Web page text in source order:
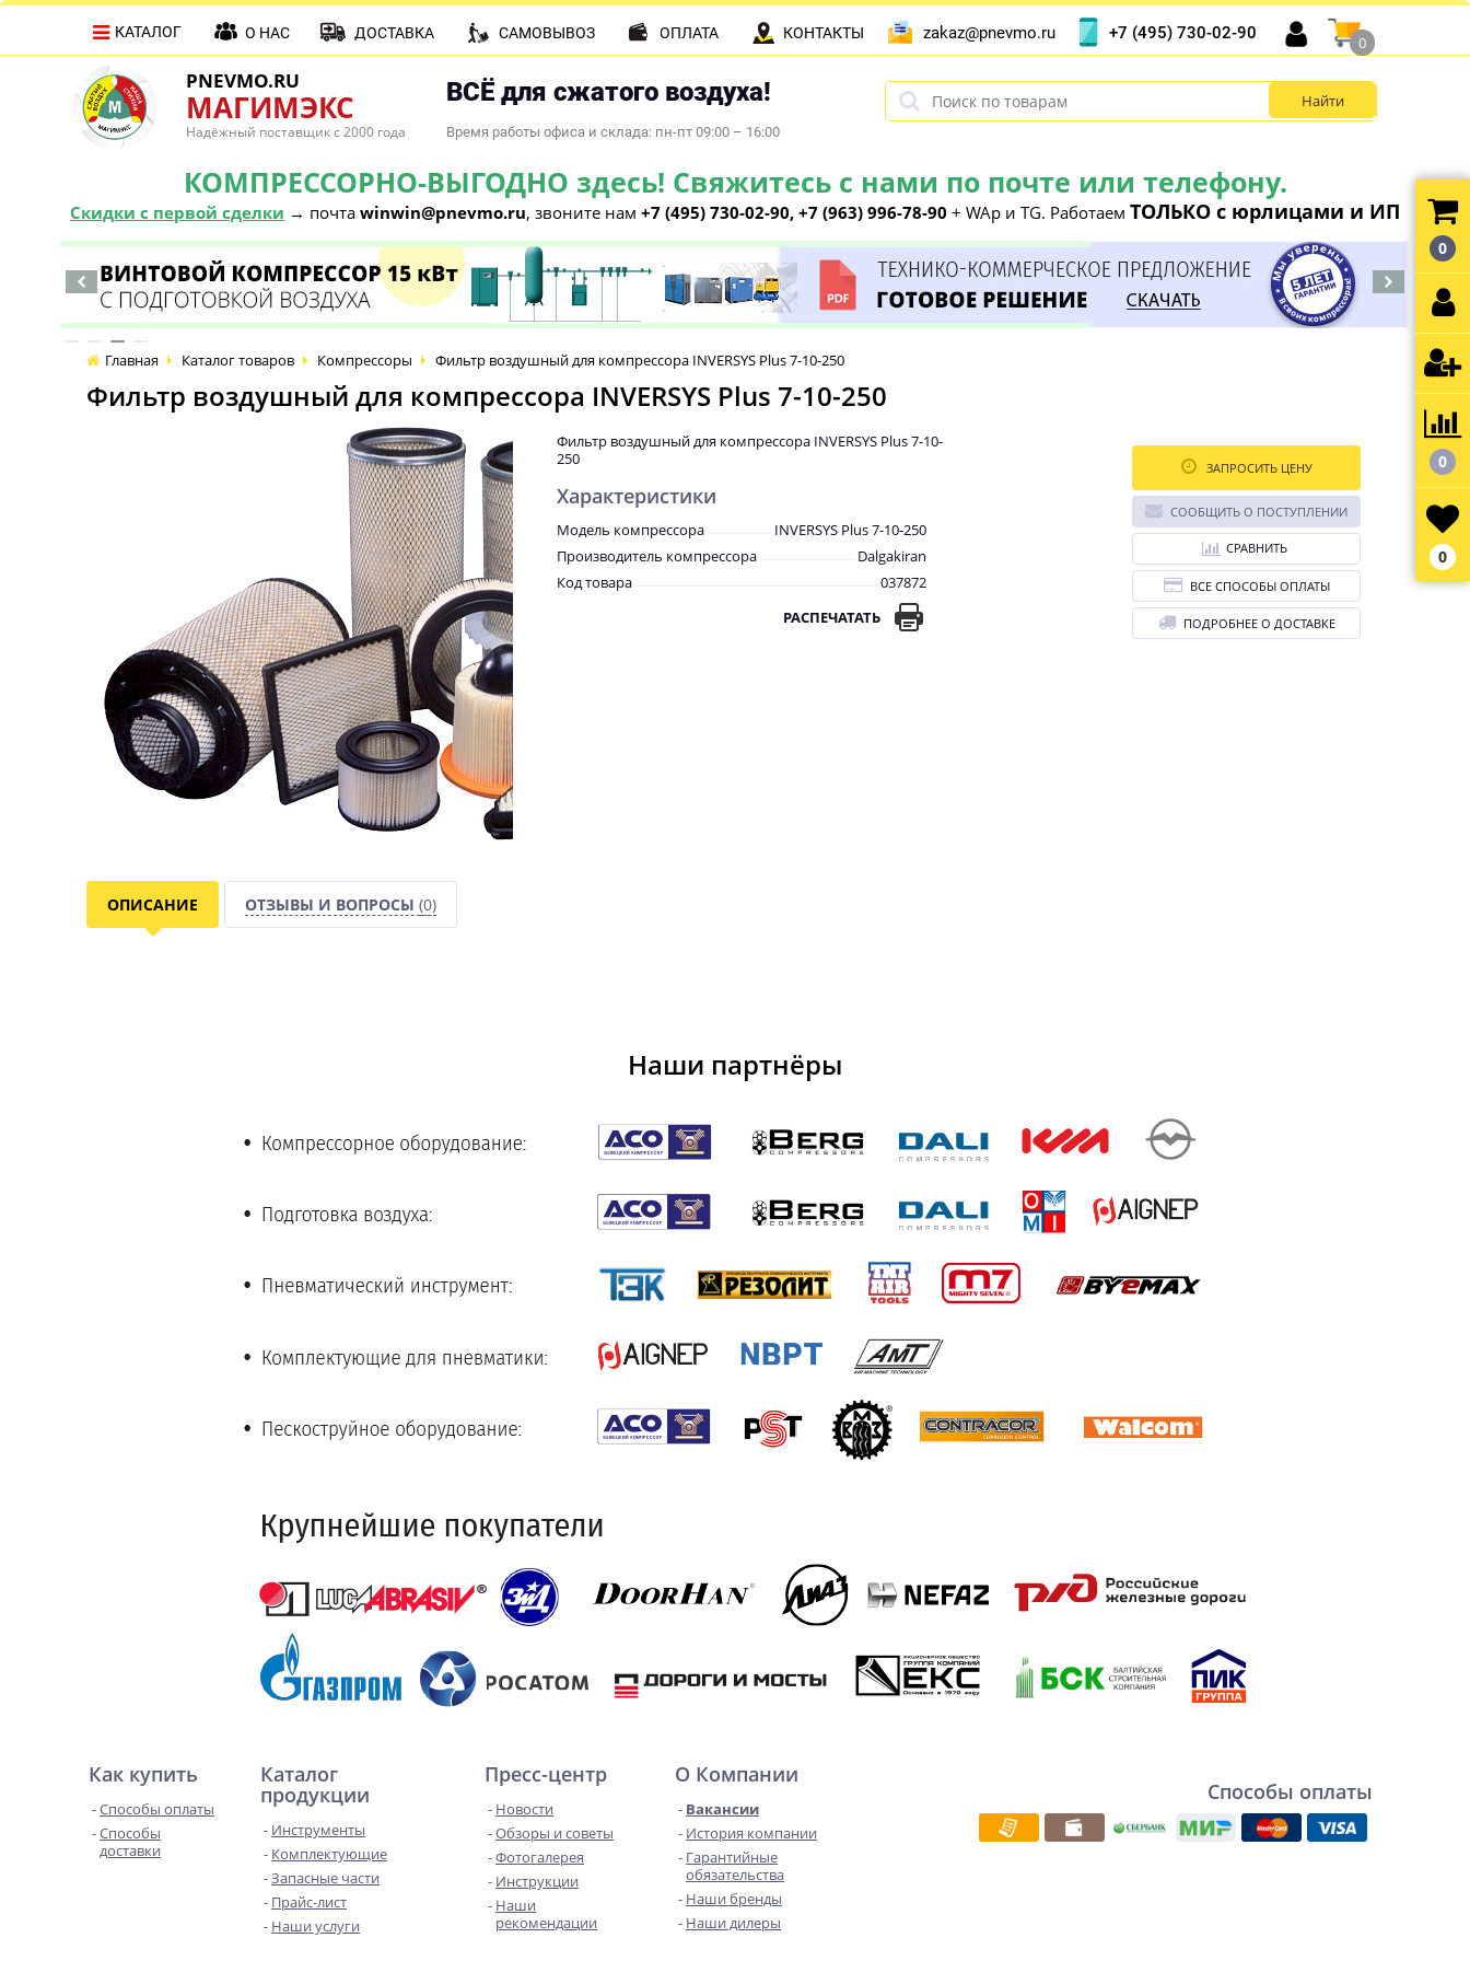
PNEVMO.RU
МАГИМЭКС
Надёжный поставщик с 2000 года
ВСЁ для сжатого воздуха!
Время работы офиса и склада: пн-пт 09:00 – 16:00
КОМПРЕССОРНО-ВЫГОДНО здесь! Свяжитесь с нами по почте или телефону.
Скидки с первой сделки → почта winwin@pnevmo.ru, звоните нам +7 (495) 730-02-90, +7 (963) 996-78-90 + WAp и TG. Работаем ТОЛЬКО с юрлицами и ИП
КАТАЛОГ О НАС ДОСТАВКА САМОВЫВОЗ ОПЛАТА КОНТАКТЫ zakaz@pnevmo.ru +7 (495) 730-02-90
0
Главная Каталог товаров Компрессоры Фильтр воздушный для компрессора INVERSYS Plus 7-10-250
Фильтр воздушный для компрессора INVERSYS Plus 7-10-250
Фильтр воздушный для компрессора INVERSYS Plus 7-10-
250
Характеристики
Модель компрессора
INVERSYS Plus 7-10-250
Производитель компрессора
Dalgakiran
Код товара
037872
РАСПЕЧАТАТЬ
ЗАПРОСИТЬ ЦЕНУ
СООБЩИТЬ О ПОСТУПЛЕНИИ
СРАВНИТЬ
ВСЕ СПОСОБЫ ОПЛАТЫ
ПОДРОБНЕЕ О ДОСТАВКЕ
ОПИСАНИЕ ОТЗЫВЫ И ВОПРОСЫ (0)
Наши партнёры
Как купить
Способы оплаты
Способы
доставки
Каталог
продукции
Инструменты
Комплектующие
Запасные части
Прайс-лист
Наши услуги
Пресс-центр
Новости
Обзоры и советы
Фотогалерея
Инструкции
Наши
рекомендации
О Компании
Вакансии
История компании
Гарантийные
обязательства
Наши бренды
Наши дилеры
Способы оплаты
0
0
0